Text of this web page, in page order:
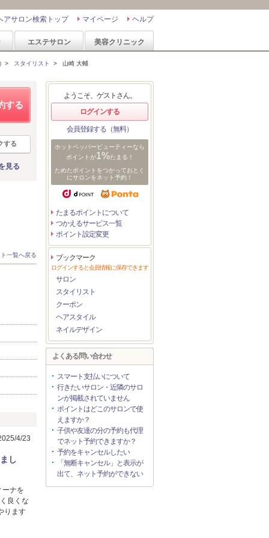
ヘルプ
マイページ
アサロン検索トップ
エステサロン 美容クリニック
> スタイリスト > 山崎 大輔
する
する
見る
一覧へ戻る
4/23
し
ナを
良くな
ります
ようこそ、ゲストさん。
ログインする
会員登録する（無料）
ホットペッパービューティーなら
ポイントが1%たまる！
ためたポイントをつかっておとく
にサロンをネット予約！
たまるポイントについて
つかえるサービス一覧
ポイント設定変更
ブックマーク
ログインすると会員情報に保存できます
サロン
スタイリスト
クーポン
ヘアスタイル
ネイルデザイン
よくある問い合わせ
スマート支払いについて
行きたいサロン・近隣のサロ
ンが掲載されていません
ポイントはどこのサロンで使
えますか？
子供や友達の分の予約も代理
でネット予約できますか？
予約をキャンセルしたい
「無断キャンセル」と表示が
出て、ネット予約ができない